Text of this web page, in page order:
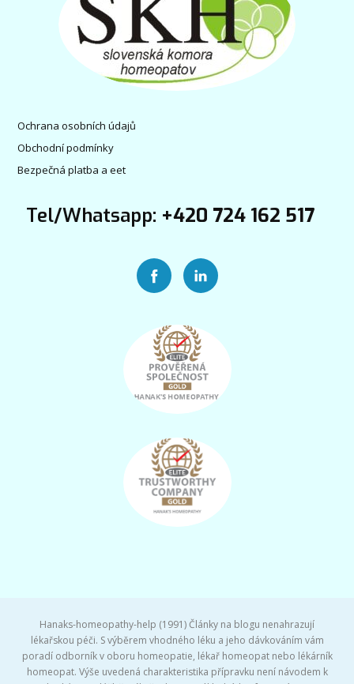
Ochrana osobních údajů
Obchodní podmínky
Bezpečná platba a eet
Tel/Whatsapp: +420 724 162 517
Hanaks-homeopathy-help (1991) Články na blogu nenahrazují
lékařskou péči. S výběrem vhodného léku a jeho dávkováním vám
poradí odborník v oboru homeopatie, lékař homeopat nebo lékárník
homeopat. Výše uvedená charakteristika přípravku není návodem k